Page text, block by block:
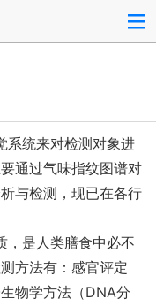
统来对检测对象进
通过气味指纹图谱对
与检测，现已在各行
是人类膳食中必不
方法有：感官评定
物学方法（DNA分